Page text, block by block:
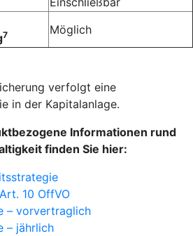
7 Möglich
verfolgt eine
in der Kapitalanlage.
Informationen rund
finden Sie hier:
10 OffVO
– vorvertraglich
– jährlich